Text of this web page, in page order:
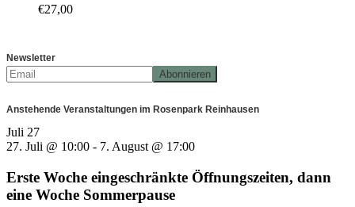
€27,00
Newsletter
Anstehende Veranstaltungen im Rosenpark Reinhausen
Juli 27
27. Juli @ 10:00 - 7. August @ 17:00
Erste Woche eingeschränkte Öffnungszeiten, dann
eine Woche Sommerpause